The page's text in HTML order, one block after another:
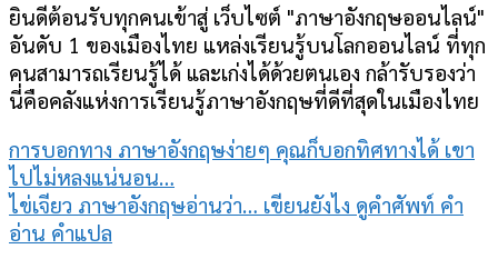
ยินดีต้อนรับทุกคนเข้าสู่ เว็บไซต์ "ภาษาอังกฤษออนไลน์"
อันดับ 1 ของเมืองไทย แหล่งเรียนรู้บนโลกออนไลน์ ที่ทุก
คนสามารถเรียนรู้ได้ และเก่งได้ด้วยตนเอง กล้ารับรองว่า
นี่คือคลังแห่งการเรียนรู้ภาษาอังกฤษที่ดีที่สุดในเมืองไทย
การบอกทาง ภาษาอังกฤษง่ายๆ คุณก็บอกทิศทางได้ เขา
ไปไม่หลงแน่นอน…
ไข่เจียว ภาษาอังกฤษอ่านว่า… เขียนยังไง ดูคำศัพท์ คำ
อ่าน คำแปล